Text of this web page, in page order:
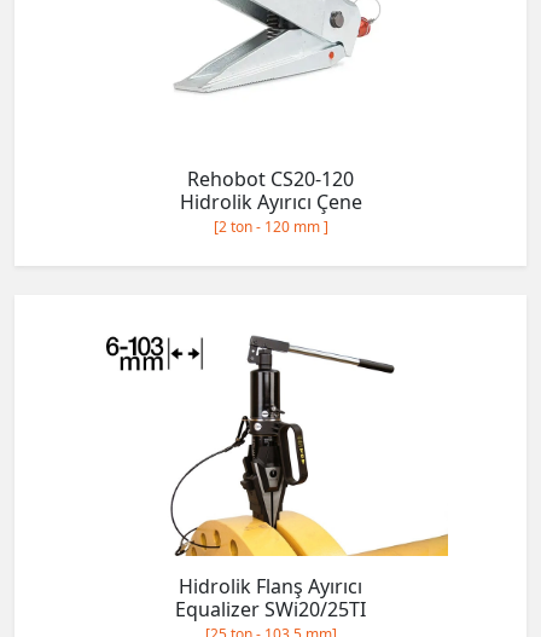
Rehobot CS20-120
Hidrolik Ayırıcı Çene
[2 ton - 120 mm ]
Hidrolik Flanş Ayırıcı
Equalizer SWi20/25TI